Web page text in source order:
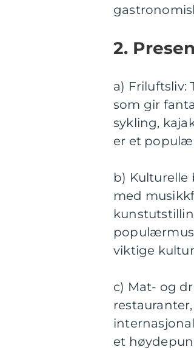
2.
a) Friluftsliv:
som gir
sykling,
er et
b) Kulturelle
med
viktige
c) Mat- og
et